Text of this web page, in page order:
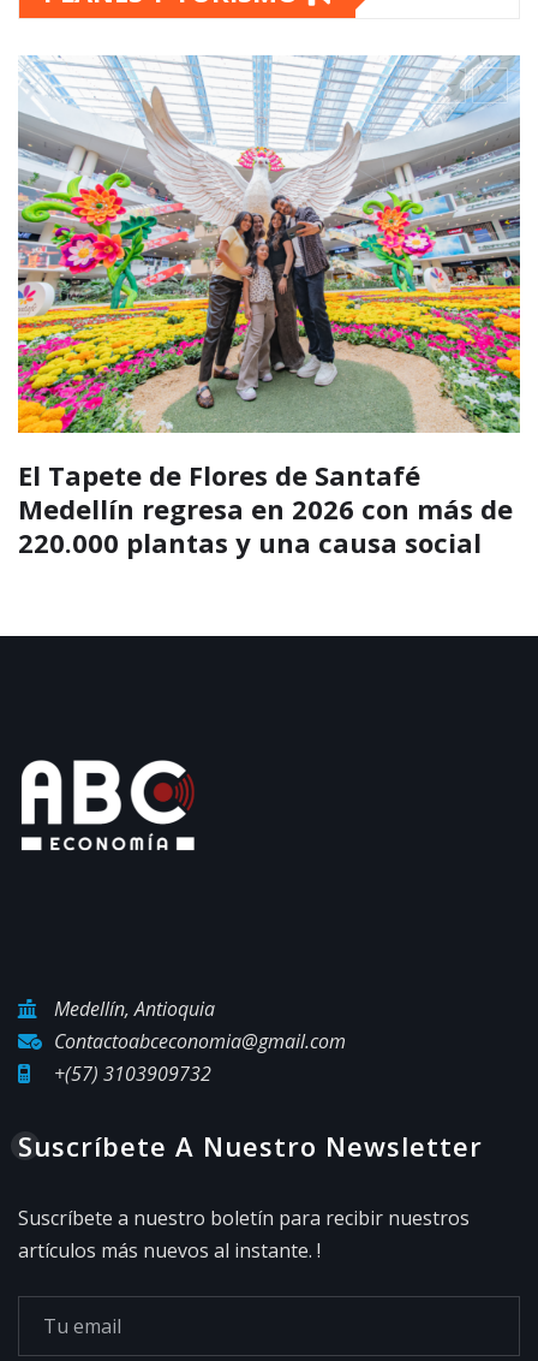
El Tapete de Flores de Santafé
Medellín regresa en 2026 con más de
220.000 plantas y una causa social
Medellín, Antioquia
Contactoabceconomia@gmail.com
+(57) 3103909732
Suscríbete A Nuestro Newsletter
Suscríbete a nuestro boletín para recibir nuestros
artículos más nuevos al instante. !